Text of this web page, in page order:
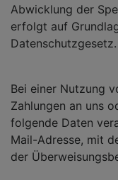
Abwicklung der
erfolgt auf
Datenschutzgesetz.
Bei einer Nutzung
Zahlungen an uns
folgende Daten
Mail-Adresse, mit
der